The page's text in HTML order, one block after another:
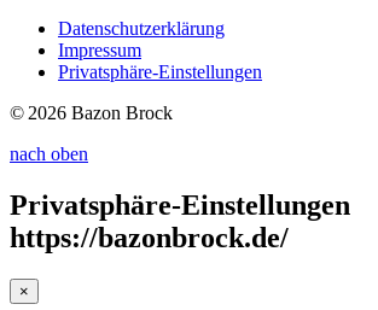
Datenschutzerklärung
Impressum
Privatsphäre-Einstellungen
© 2026 Bazon Brock
nach oben
Privatsphäre-Einstellungen
https://bazonbrock.de/
×